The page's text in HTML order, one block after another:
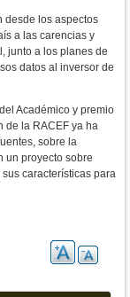
desde los aspectos
a las carencias y
junto a los planes de
datos al inversor de
Académico y premio
de la RACEF ya ha
sobre la
un proyecto sobre
características para